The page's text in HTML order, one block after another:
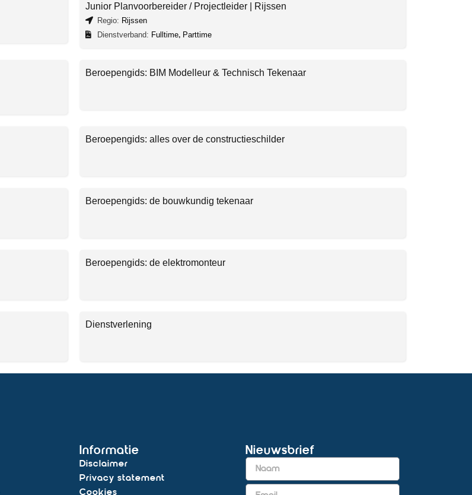
Junior Planvoorbereider / Projectleider | Rijssen
Regio: Rijssen
Dienstverband: Fulltime, Parttime
Beroepengids: BIM Modelleur & Technisch Tekenaar
Beroepengids: alles over de constructieschilder
Beroepengids: de bouwkundig tekenaar
Beroepengids: de elektromonteur
Dienstverlening
Informatie
Disclaimer
Privacy statement
Cookies
Nieuwsbrief